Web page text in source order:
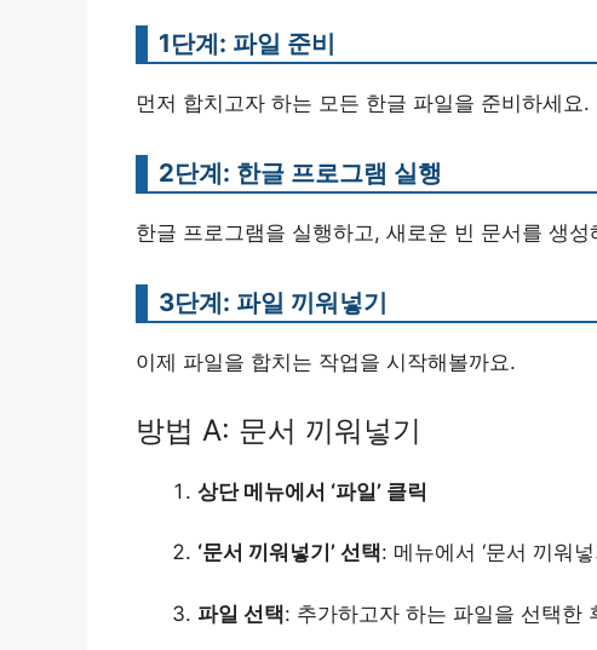
1단계: 파일 준비
먼저 합치고자 하는 모든 한글 파일을 준비하세요.
2단계: 한글 프로그램 실행
한글 프로그램을 실행하고, 새로운 빈 문서를 생성
3단계: 파일 끼워넣기
이제 파일을 합치는 작업을 시작해볼까요.
방법 A: 문서 끼워넣기
상단 메뉴에서 ‘파일’ 클릭
‘문서 끼워넣기’ 선택: 메뉴에서 ‘문서 끼워
파일 선택: 추가하고자 하는 파일을 선택한